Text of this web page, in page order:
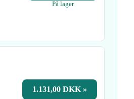
På lager
1.131,00 DKK »